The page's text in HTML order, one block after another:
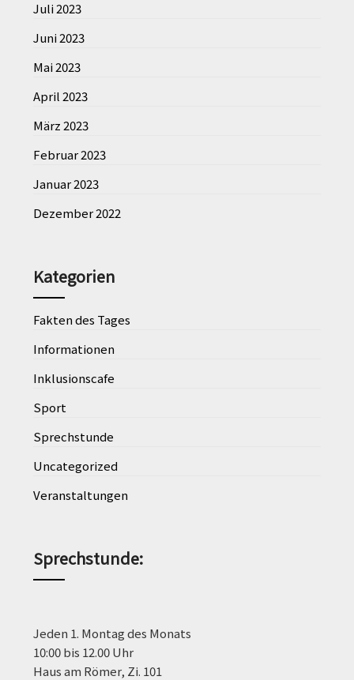
Juli 2023
Juni 2023
Mai 2023
April 2023
März 2023
Februar 2023
Januar 2023
Dezember 2022
Kategorien
Fakten des Tages
Informationen
Inklusionscafe
Sport
Sprechstunde
Uncategorized
Veranstaltungen
Sprechstunde:
Jeden 1. Montag des Monats
10:00 bis 12.00 Uhr
Haus am Römer, Zi. 101